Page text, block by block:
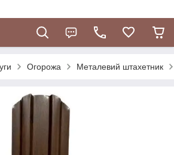
Огорожа Металевий штахетник